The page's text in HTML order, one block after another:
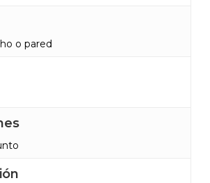
o pared